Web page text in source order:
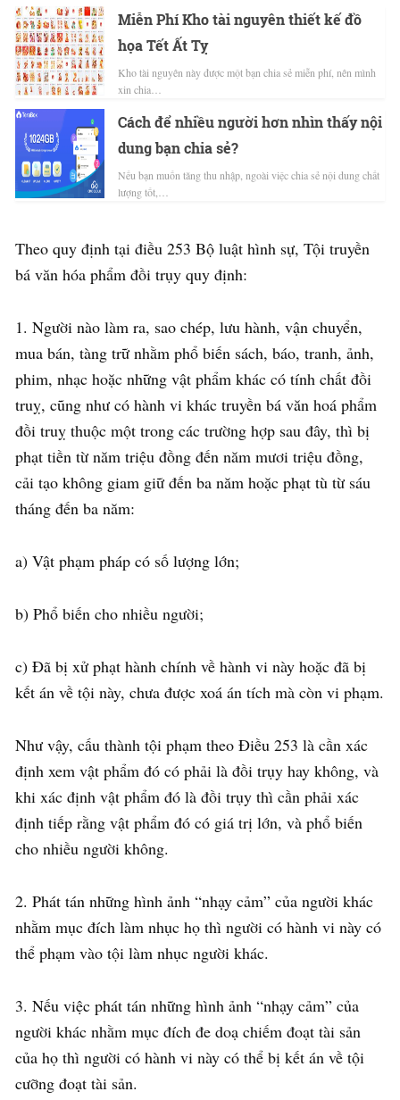
Miễn Phí Kho tài nguyên thiết kế đồ
họa Tết Ất Tỵ
Kho tài nguyên này được một bạn chia sẻ miễn phí, nên mình
xin chia…
Cách để nhiều người hơn nhìn thấy nội
dung bạn chia sẻ?
Nếu bạn muốn tăng thu nhập, ngoài việc chia sẻ nội dung chất
lượng tốt,…
Theo quy định tại điều 253 Bộ luật hình sự, Tội truyền
bá văn hóa phẩm đồi trụy quy định:
1. Người nào làm ra, sao chép, lưu hành, vận chuyển,
mua bán, tàng trữ nhằm phổ biến sách, báo, tranh, ảnh,
phim, nhạc hoặc những vật phẩm khác có tính chất đồi
truỵ, cũng như có hành vi khác truyền bá văn hoá phẩm
đồi truỵ thuộc một trong các trường hợp sau đây, thì bị
phạt tiền từ năm triệu đồng đến năm mươi triệu đồng,
cải tạo không giam giữ đến ba năm hoặc phạt tù từ sáu
tháng đến ba năm:
a) Vật phạm pháp có số lượng lớn;
b) Phổ biến cho nhiều người;
c) Đã bị xử phạt hành chính về hành vi này hoặc đã bị
kết án về tội này, chưa được xoá án tích mà còn vi phạm.
Như vậy, cấu thành tội phạm theo Điều 253 là cần xác
định xem vật phẩm đó có phải là đồi trụy hay không, và
khi xác định vật phẩm đó là đồi trụy thì cần phải xác
định tiếp rằng vật phẩm đó có giá trị lớn, và phổ biến
cho nhiều người không.
2. Phát tán những hình ảnh “nhạy cảm” của người khác
nhằm mục đích làm nhục họ thì người có hành vi này có
thể phạm vào tội làm nhục người khác.
3. Nếu việc phát tán những hình ảnh “nhạy cảm” của
người khác nhằm mục đích đe doạ chiếm đoạt tài sản
của họ thì người có hành vi này có thể bị kết án về tội
cưỡng đoạt tài sản.